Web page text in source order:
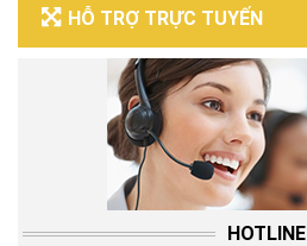
HỖ TRỢ TRỰC TUYẾN
HOTLINE